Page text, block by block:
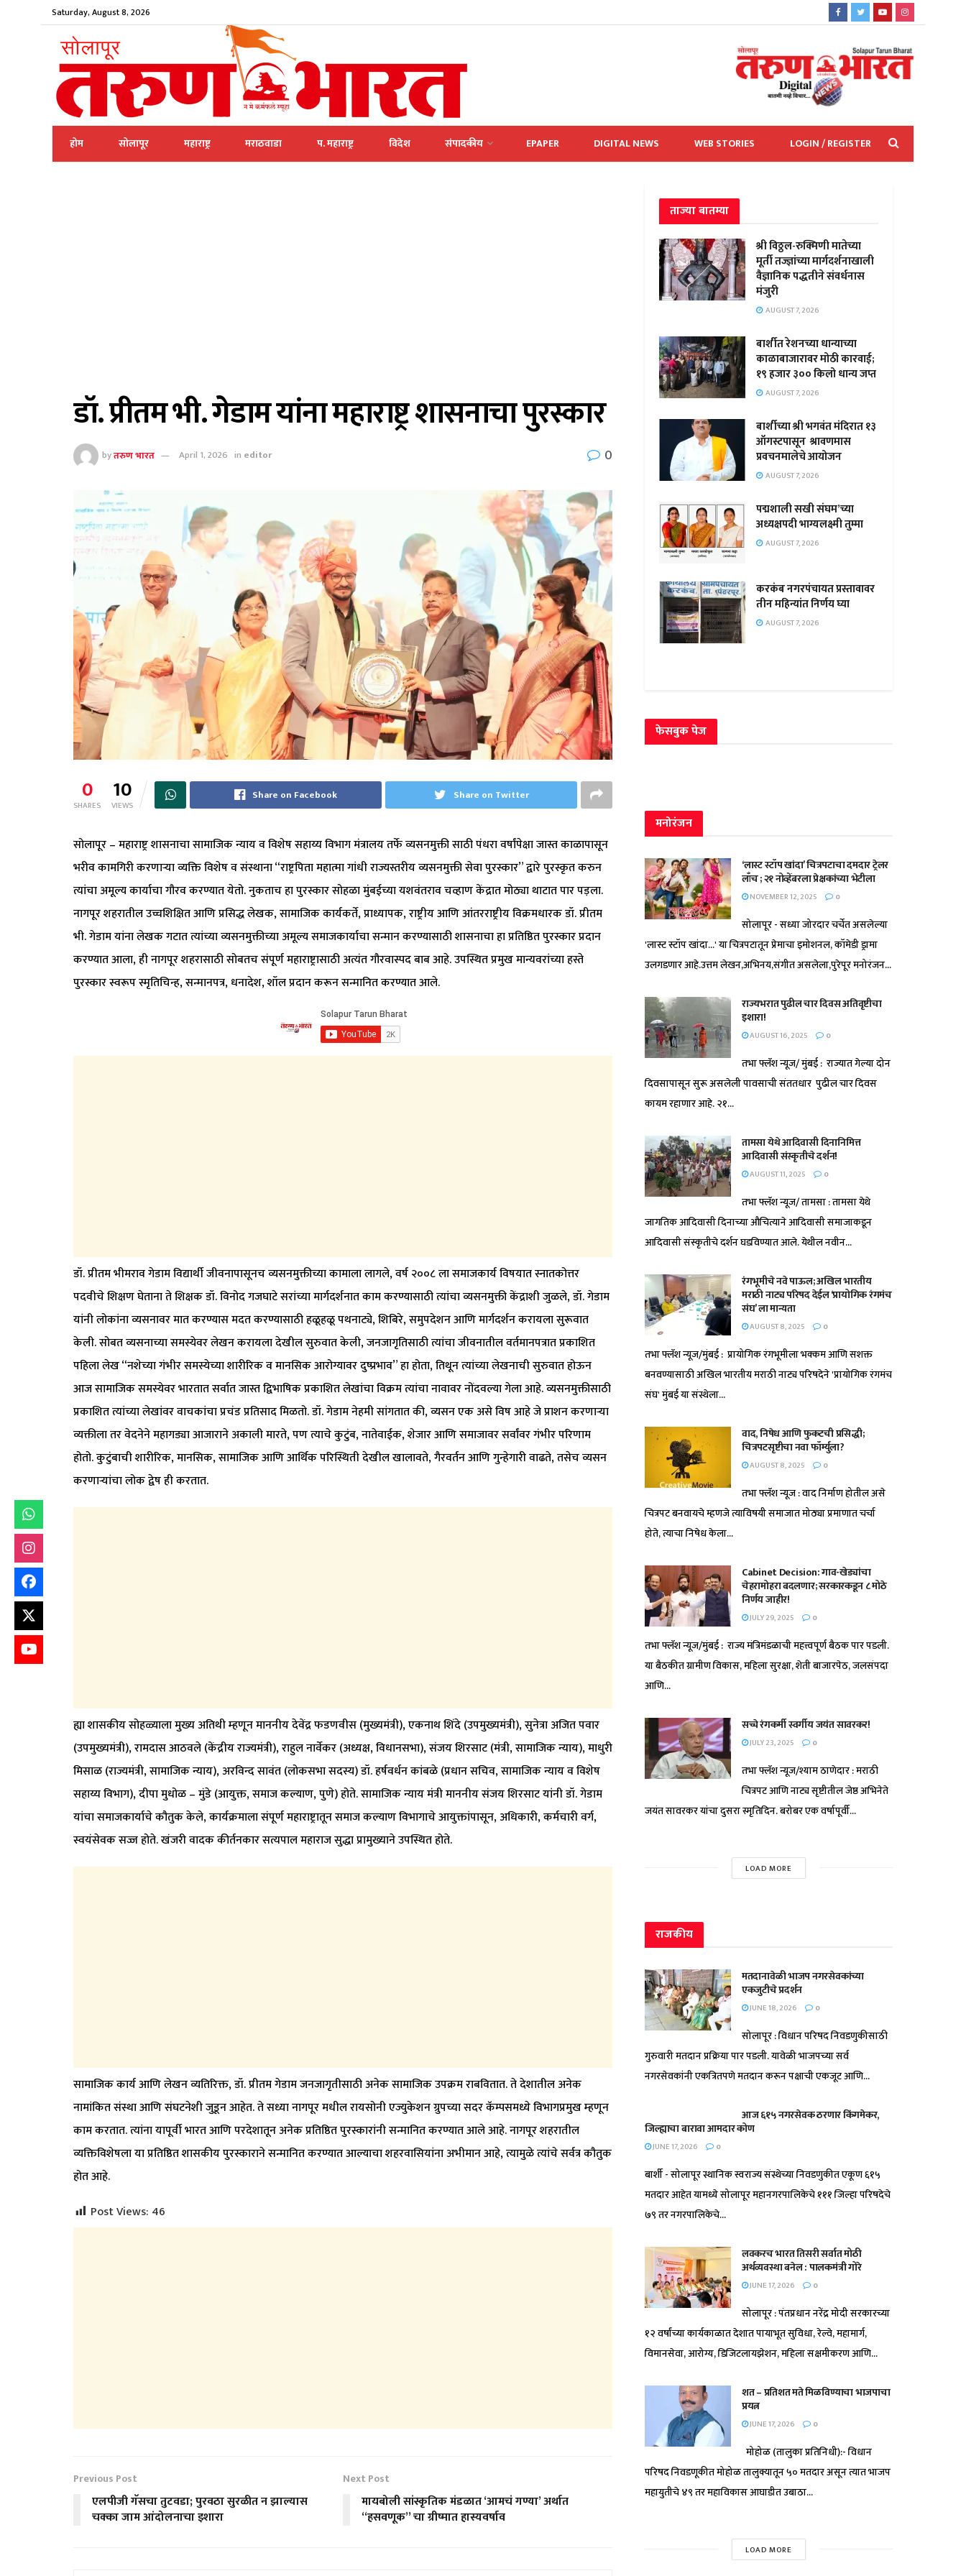
Saturday, August 8, 2026
होम सोलापूर महाराष्ट्र मराठवाडा प. महाराष्ट्र विदेश संपादकीय EPAPER DIGITAL NEWS WEB STORIES LOGIN / REGISTER
डॉ. प्रीतम भी. गेडाम यांना महाराष्ट्र शासनाचा पुरस्कार
byतरुण भारत April 1, 2026 in editor 0
0
SHARES 10
VIEWS
Share on Facebook Share on Twitter
सोलापूर – महाराष्ट्र शासनाचा सामाजिक न्याय व विशेष सहाय्य विभाग मंत्रालय तर्फे व्यसनमुक्ती साठी पंधरा वर्षांपेक्षा जास्त काळापासून
भरीव कामगिरी करणाऱ्या व्यक्ति विशेष व संस्थाना “राष्ट्रपिता महात्मा गांधी राज्यस्तरीय व्यसनमुक्ती सेवा पुरस्कार” द्वारे पुरस्कृत करुन
त्यांचा अमूल्य कार्याचा गौरव करण्यात येतो. नुकताच हा पुरस्कार सोहळा मुंबईच्या यशवंतराव चव्हाण केंद्रात मोठ्या थाटात पार पड़ला.
नागपूर शहरातील उच्चशिक्षित आणि प्रसिद्ध लेखक, सामाजिक कार्यकर्ते, प्राध्यापक, राष्ट्रीय आणि आंतरराष्ट्रीय विक्रमधारक डॉ. प्रीतम
भी. गेडाम यांना लेखक गटात त्यांच्या व्यसनमुक्तीच्या अमूल्य समाजकार्याचा सन्मान करण्यासाठी शासनाचा हा प्रतिष्ठित पुरस्कार प्रदान
करण्यात आला, ही नागपूर शहरासाठी सोबतच संपूर्ण महाराष्ट्रासाठी अत्यंत गौरवास्पद बाब आहे. उपस्थित प्रमुख मान्यवरांच्या हस्ते
पुरस्कार स्वरूप स्मृतिचिन्ह, सन्मानपत्र, धनादेश, शॉल प्रदान करून सन्मानित करण्यात आले.
डॉ. प्रीतम भीमराव गेडाम विद्यार्थी जीवनापासूनच व्यसनमुक्तीच्या कामाला लागले, वर्ष २००८ ला समाजकार्य विषयात स्नातकोत्तर
पदवीचे शिक्षण घेताना ते शिक्षक डॉ. विनोद गजघाटे सरांच्या मार्गदर्शनात काम करण्यासाठी त्यांचा व्यसनमुक्ती केंद्राशी जुळले, डॉ. गेडाम
यांनी लोकांना व्यसनावर मात करण्यास मदत करण्यासाठी हळूहळू पथनाट्ये, शिबिरे, समुपदेशन आणि मार्गदर्शन करायला सुरूवात
केली. सोबत व्यसनाच्या समस्येवर लेखन करायला देखील सुरुवात केली, जनजागृतिसाठी त्यांचा जीवनातील वर्तमानपत्रात प्रकाशित
पहिला लेख “नशेच्या गंभीर समस्येच्या शारीरिक व मानसिक आरोग्यावर दुष्प्रभाव” हा होता, तिथून त्यांच्या लेखनाची सुरुवात होऊन
आज सामाजिक समस्येवर भारतात सर्वात जास्त द्विभाषिक प्रकाशित लेखांचा विक्रम त्यांचा नावावर नोंदवल्या गेला आहे. व्यसनमुक्तीसाठी
प्रकाशित त्यांच्या लेखांवर वाचकांचा प्रचंड प्रतिसाद मिळतो. डॉ. गेडाम नेहमी सांगतात की, व्यसन एक असे विष आहे जे प्राशन करणाऱ्या
व्यक्तीला तर वेदनेने महागड्या आजाराने अकाली मारते, पण त्याचे कुटुंब, नातेवाईक, शेजार आणि समाजावर सर्वांवर गंभीर परिणाम
होतो. कुटुंबाची शारीरिक, मानसिक, सामाजिक आणि आर्थिक परिस्थिती देखील खालावते, गैरवर्तन आणि गुन्हेगारी वाढते, तसेच व्यसन
करणाऱ्यांचा लोक द्वेष ही करतात.
ह्या शासकीय सोहळ्याला मुख्य अतिथी म्हणून माननीय देवेंद्र फडणवीस (मुख्यमंत्री), एकनाथ शिंदे (उपमुख्यमंत्री), सुनेत्रा अजित पवार
(उपमुख्यमंत्री), रामदास आठवले (केंद्रीय राज्यमंत्री), राहुल नार्वेकर (अध्यक्ष, विधानसभा), संजय शिरसाट (मंत्री, सामाजिक न्याय), माधुरी
मिसाळ (राज्यमंत्री, सामाजिक न्याय), अरविन्द सावंत (लोकसभा सदस्य) डॉ. हर्षवर्धन कांबळे (प्रधान सचिव, सामाजिक न्याय व विशेष
सहाय्य विभाग), दीपा मुधोळ – मुंडे (आयुक्त, समाज कल्याण, पुणे) होते. सामाजिक न्याय मंत्री माननीय संजय शिरसाट यांनी डॉ. गेडाम
यांचा समाजकार्याचे कौतुक केले, कार्यक्रमाला संपूर्ण महाराष्ट्रातून समाज कल्याण विभागाचे आयुक्तांपासून, अधिकारी, कर्मचारी वर्ग,
स्वयंसेवक सज्ज होते. खंजरी वादक कीर्तनकार सत्यपाल महाराज सुद्धा प्रामुख्याने उपस्थित होते.
सामाजिक कार्य आणि लेखन व्यतिरिक्त, डॉ. प्रीतम गेडाम जनजागृतीसाठी अनेक सामाजिक उपक्रम राबवितात. ते देशातील अनेक
नामांकित संस्था आणि संघटनेशी जुडून आहेत. ते सध्या नागपूर मधील रायसोनी एज्युकेशन ग्रुपच्या सदर कॅम्पसमध्ये विभागप्रमुख म्हणून
काम करतात. त्यांना यापूर्वी भारत आणि परदेशातून अनेक प्रतिष्ठित पुरस्कारांनी सन्मानित करण्यात आले आहे. नागपूर शहरातील
व्यक्तिविशेषला या प्रतिष्ठित शासकीय पुरस्काराने सन्मानित करण्यात आल्याचा शहरवासियांना अभीमान आहे, त्यामुळे त्यांचे सर्वत्र कौतुक
होत आहे.
Post Views: 46
Previous Post
एलपीजी गॅसचा तुटवडा; पुरवठा सुरळीत न झाल्यास
चक्का जाम आंदोलनाचा इशारा
Next Post
मायबोली सांस्कृतिक मंडळात ‘आमचं गण्या’ अर्थात
“हसवणूक” चा ग्रीष्मात हास्यवर्षाव
ताज्या बातम्या
श्री विठ्ठल-रुक्मिणी मातेच्या
मूर्ती तज्ज्ञांच्या मार्गदर्शनाखाली
वैज्ञानिक पद्धतीने संवर्धनास
मंजुरी
AUGUST 7, 2026
बार्शीत रेशनच्या धान्याच्या
काळाबाजारावर मोठी कारवाई;
१९ हजार ३०० किलो धान्य जप्त
AUGUST 7, 2026
बार्शीच्या श्री भगवंत मंदिरात १३
ऑगस्टपासून श्रावणमास
प्रवचनमालेचे आयोजन
AUGUST 7, 2026
पद्मशाली सखी संघम’च्या
अध्यक्षपदी भाग्यलक्ष्मी तुम्मा
AUGUST 7, 2026
करकंब नगरपंचायत प्रस्तावावर
तीन महिन्यांत निर्णय घ्या
AUGUST 7, 2026
फेसबुक पेज
मनोरंजन
‘लास्ट स्टॉप खांदा’ चित्रपटाचा दमदार ट्रेलर
लाँच ; २१ नोव्हेंबरला प्रेक्षकांच्या भेटीला
NOVEMBER 12, 2025 0
सोलापूर - सध्या जोरदार चर्चेत असलेल्या
'लास्ट स्टॉप खांदा...' या चित्रपटातून प्रेमाचा इमोशनल, कॉमेडी ड्रामा
उलगडणार आहे.उत्तम लेखन,अभिनय,संगीत असलेला,पुरेपूर मनोरंजन...
राज्यभरात पुढील चार दिवस अतिवृष्टीचा
इशारा!
AUGUST 16, 2025 0
तभा फ्लॅश न्यूज/ मुंबई : राज्यात गेल्या दोन
दिवसापासून सुरू असलेली पावसाची संततधार पुढील चार दिवस
कायम रहाणार आहे. २१...
तामसा येथे आदिवासी दिनानिमित्त
आदिवासी संस्कृतीचे दर्शन!
AUGUST 11, 2025 0
तभा फ्लॅश न्यूज/ तामसा : तामसा येथे
जागतिक आदिवासी दिनाच्या औचित्याने आदिवासी समाजाकडून
आदिवासी संस्कृतीचे दर्शन घडविण्यात आले. येथील नवीन...
रंगभूमीचे नवे पाऊल; अखिल भारतीय
मराठी नाट्य परिषद देईल ‘प्रायोगिक रंगमंच
संघ’ ला मान्यता
AUGUST 8, 2025 0
तभा फ्लॅश न्यूज/मुंबई : प्रायोगिक रंगभूमीला भक्कम आणि सशक्त
बनवण्यासाठी अखिल भारतीय मराठी नाट्य परिषदेने 'प्रायोगिक रंगमंच
संघ' मुंबई या संस्थेला...
वाद, निषेध आणि फुकटची प्रसिद्धी;
चित्रपटसृष्टीचा नवा फॉर्म्युला?
AUGUST 8, 2025 0
तभा फ्लॅश न्यूज : वाद निर्माण होतील असे
चित्रपट बनवायचे म्हणजे त्याविषयी समाजात मोठ्या प्रमाणात चर्चा
होते, त्याचा निषेध केला...
Cabinet Decision: गाव-खेड्यांचा
चेहरामोहरा बदलणार; सरकारकडून ८ मोठे
निर्णय जाहीर!
JULY 29, 2025 0
तभा फ्लॅश न्यूज/मुंबई : राज्य मंत्रिमंडळाची महत्त्वपूर्ण बैठक पार पडली.
या बैठकीत ग्रामीण विकास, महिला सुरक्षा, शेती बाजारपेठ, जलसंपदा
आणि...
सच्चे रंगकर्मी स्वर्गीय जयंत सावरकर!
JULY 23, 2025 0
तभा फ्लॅश न्यूज/श्याम ठाणेदार : मराठी
चित्रपट आणि नाट्य सृष्टीतील जेष्ठ अभिनेते
जयंत सावरकर यांचा दुसरा स्मृतिदिन. बरोबर एक वर्षापूर्वी...
LOAD MORE
राजकीय
मतदानावेळी भाजप नगरसेवकांच्या
एकजुटीचे प्रदर्शन
JUNE 18, 2026 0
सोलापूर : विधान परिषद निवडणुकीसाठी
गुरुवारी मतदान प्रक्रिया पार पडली. यावेळी भाजपच्या सर्व
नगरसेवकांनी एकत्रितपणे मतदान करून पक्षाची एकजूट आणि...
आज ६१५ नगरसेवक ठरणार किंगमेकर,
जिल्ह्याचा बारावा आमदार कोण
JUNE 17, 2026 0
बार्शी - सोलापूर स्थानिक स्वराज्य संस्थेच्या निवडणुकीत एकूण ६१५
मतदार आहेत यामध्ये सोलापूर महानगरपालिकेचे १११ जिल्हा परिषदेचे
७९ तर नगरपालिकेचे...
लवकरच भारत तिसरी सर्वात मोठी
अर्थव्यवस्था बनेल : पालकमंत्री गोरे
JUNE 17, 2026 0
सोलापूर : पंतप्रधान नरेंद्र मोदी सरकारच्या
१२ वर्षांच्या कार्यकाळात देशात पायाभूत सुविधा, रेल्वे, महामार्ग,
विमानसेवा, आरोग्य, डिजिटलायझेशन, महिला सक्षमीकरण आणि...
शत – प्रतिशत मते मिळविण्याचा भाजपाचा
प्रयत्न
JUNE 17, 2026 0
मोहोळ (तालुका प्रतिनिधी):- विधान
परिषद निवडणूकीत मोहोळ तालुक्यातून ५० मतदार असून त्यात भाजप
महायुतीचे ४९ तर महाविकास आघाडीत उबाठा...
LOAD MORE